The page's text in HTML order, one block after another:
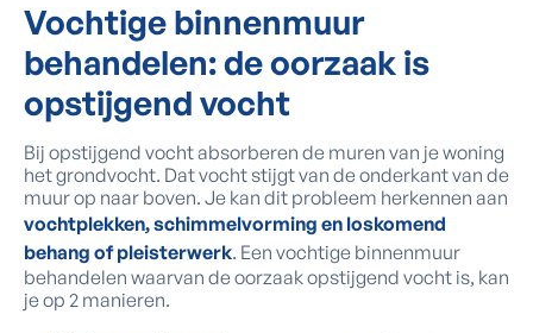
Vochtige binnenmuur
behandelen:de oorzaak is
opstijgend vocht
Bij opstijgend vocht absorberen de muren van je woning
het grondvocht. Dat vocht stijgt van de onderkant van de
muur op naar boven. Je kan dit probleem herkennen aan
vochtplekken, schimmelvorming en loskomend
behang of pleisterwerk. Een vochtige binnenmuur
behandelen waarvan de oorzaak opstijgend vocht is, kan
je op 2 manieren.